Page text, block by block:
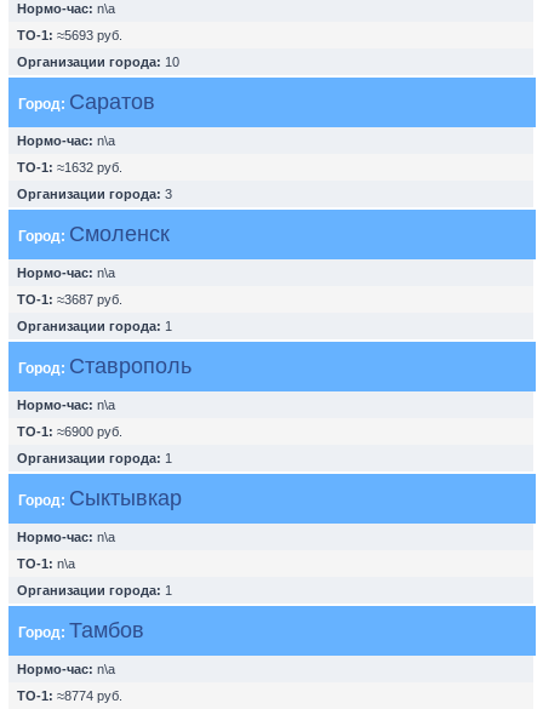
Нормо-час: n\a
ТО-1: ≈5693 руб.
Организации города: 10
Город: Саратов
Нормо-час: n\a
ТО-1: ≈1632 руб.
Организации города: 3
Город: Смоленск
Нормо-час: n\a
ТО-1: ≈3687 руб.
Организации города: 1
Город: Ставрополь
Нормо-час: n\a
ТО-1: ≈6900 руб.
Организации города: 1
Город: Сыктывкар
Нормо-час: n\a
ТО-1: n\a
Организации города: 1
Город: Тамбов
Нормо-час: n\a
ТО-1: ≈8774 руб.